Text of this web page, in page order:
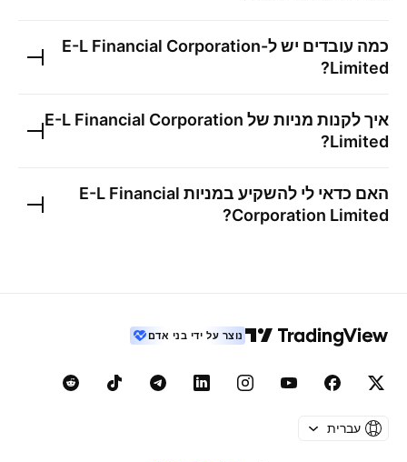
כמה עובדים יש ל-E-L Financial Corporation
Limited
?
איך לקנות מניות של E-L Financial Corporation
Limited
?
האם כדאי לי להשקיע במניות E-L Financial
Corporation Limited
?
נוצר על ידי בני אדם
עברית